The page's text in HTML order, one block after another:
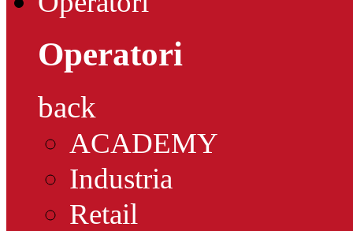
Operatori
back
ACADEMY
Industria
Retail